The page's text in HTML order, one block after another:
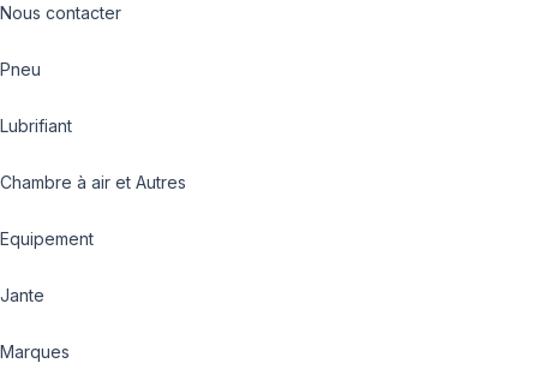
Nous contacter
Pneu
Lubrifiant
Chambre à air et Autres
Equipement
Jante
Marques